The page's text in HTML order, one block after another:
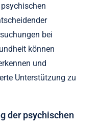
bei
können
und
Unterstützung zu
der psychischen